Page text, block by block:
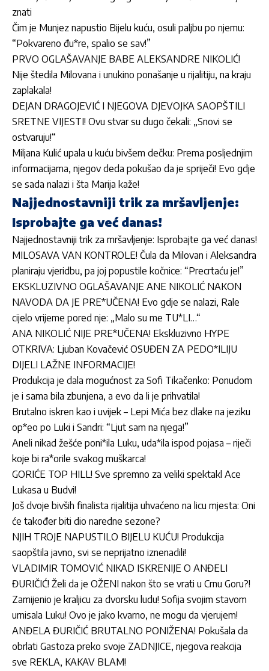
znati
Čim je Munjez napustio Bijelu kuću, osuli paljbu po njemu:
“Pokvareno đu*re, spalio se sav!”
PRVO OGLAŠAVANJE BABE ALEKSANDRE NIKOLIĆ!
Nije štedila Milovana i unukino ponašanje u rijalitiju, na kraju
zaplakala!
DEJAN DRAGOJEVIĆ I NJEGOVA DJEVOJKA SAOPŠTILI
SRETNE VIJESTI! Ovu stvar su dugo čekali: „Snovi se
ostvaruju!“
Miljana Kulić upala u kuću bivšem dečku: Prema posljednjim
informacijama, njegov deda pokušao da je spriječi! Evo gdje
se sada nalazi i šta Marija kaže!
Najjednostavniji trik za mršavljenje:
Isprobajte ga već danas!
Najjednostavniji trik za mršavljenje: Isprobajte ga već danas!
MILOSAVA VAN KONTROLE! Čula da Milovan i Aleksandra
planiraju vjeridbu, pa joj popustile kočnice: “Precrtaću je!”
EKSKLUZIVNO OGLAŠAVANJE ANE NIKOLIĆ NAKON
NAVODA DA JE PRE*UČENA! Evo gdje se nalazi, Rale
cijelo vrijeme pored nje: „Malo su me TU*LI…“
ANA NIKOLIĆ NIJE PRE*UČENA! Ekskluzivno HYPE
OTKRIVA: Ljuban Kovačević OSUĐEN ZA PEDO*ILIJU
DIJELI LAŽNE INFORMACIJE!
Produkcija je dala mogućnost za Sofi Tikačenko: Ponudom
je i sama bila zbunjena, a evo da li je prihvatila!
Brutalno iskren kao i uvijek – Lepi Mića bez dlake na jeziku
op*eo po Luki i Sandri: “Ljut sam na njega!”
Aneli nikad žešće poni*ila Luku, uda*ila ispod pojasa – riječi
koje bi ra*orile svakog muškarca!
GORIĆE TOP HILL! Sve spremno za veliki spektakl Ace
Lukasa u Budvi!
Još dvoje bivših finalista rijalitija uhvaćeno na licu mjesta: Oni
će također biti dio naredne sezone?
NJIH TROJE NAPUSTILO BIJELU KUĆU! Produkcija
saopštila javno, svi se neprijatno iznenadili!
VLADIMIR TOMOVIĆ NIKAD ISKRENIJE O ANĐELI
ĐURIČIĆ! Želi da je OŽENI nakon što se vrati u Crnu Goru?!
Zamijenio je kraljicu za dvorsku ludu! Sofija svojim stavom
urnisala Luku! Ovo je jako kvarno, ne mogu da vjerujem!
ANĐELA ĐURIČIĆ BRUTALNO PONIŽENA! Pokušala da
obrlati Gastoza preko svoje ZADNJICE, njegova reakcija
sve REKLA, KAKAV BLAM!